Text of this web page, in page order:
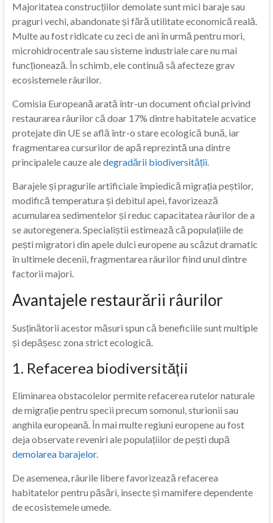
Majoritatea construcțiilor demolate sunt mici baraje sau
praguri vechi, abandonate și fără utilitate economică reală.
Multe au fost ridicate cu zeci de ani în urmă pentru mori,
microhidrocentrale sau sisteme industriale care nu mai
funcționează. În schimb, ele continuă să afecteze grav
ecosistemele râurilor.
Comisia Europeană arată într-un document oficial privind
restaurarea râurilor că doar 17% dintre habitatele acvatice
protejate din UE se află într-o stare ecologică bună, iar
fragmentarea cursurilor de apă reprezintă una dintre
principalele cauze aledegradării biodiversității.
Barajele și pragurile artificiale împiedică migrația peștilor,
modifică temperatura și debitul apei, favorizează
acumularea sedimentelor și reduc capacitatea râurilor de a
se autoregenera. Specialiștii estimează că populațiile de
pești migratori din apele dulci europene au scăzut dramatic
în ultimele decenii, fragmentarea râurilor fiind unul dintre
factorii majori.
Avantajele restaurării râurilor
Susținătorii acestor măsuri spun că beneficiile sunt multiple
și depășesc zona strict ecologică.
1. Refacerea biodiversității
Eliminarea obstacolelor permite refacerea rutelor naturale
de migrație pentru specii precum somonul, sturionii sau
anghila europeană. În mai multe regiuni europene au fost
deja observate reveniri ale populațiilor de pești după
demolarea barajelor.
De asemenea, râurile libere favorizează refacerea
habitatelor pentru păsări, insecte și mamifere dependente
de ecosistemele umede.